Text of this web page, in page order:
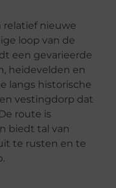
relatief nieuwe
loop van de
een gevarieerde
heidevelden en
langs historische
vestingdorp dat
route is
biedt tal van
te rusten en te